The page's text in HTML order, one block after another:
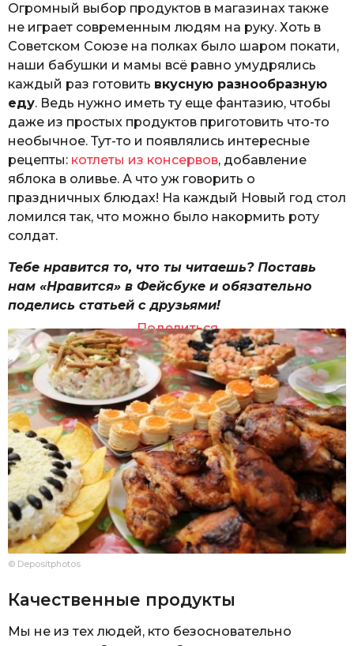
Огромный выбор продуктов в магазинах также
не играет современным людям на руку. Хоть в
Советском Союзе на полках было шаром покати,
наши бабушки и мамы всё равно умудрялись
каждый раз готовить вкусную разнообразную
еду. Ведь нужно иметь ту еще фантазию, чтобы
даже из простых продуктов приготовить что-то
необычное. Тут-то и появлялись интересные
рецепты: котлеты из консервов, добавление
яблока в оливье. А что уж говорить о
праздничных блюдах! На каждый Новый год стол
ломился так, что можно было накормить роту
солдат.
Тебе нравится то, что ты читаешь? Поставь
нам «Нравится» в Фейсбуке и обязательно
поделись статьей с друзьями!
Поделиться
© Depositphotos
Качественные продукты
Мы не из тех людей, кто безосновательно